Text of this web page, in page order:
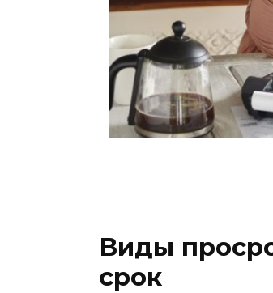
Виды
срок